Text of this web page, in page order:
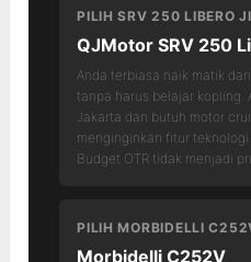
PILIH SRV 250 LIBERO
QJMotor SRV 250
Anda terbiasa naik matik
tanpa harus belajar kopling.
Jakarta dan butuh motor
menginginkan fitur teknologi
Budget OTR tidak menjadi
PILIH MORBIDELLI
Morbidelli C252V